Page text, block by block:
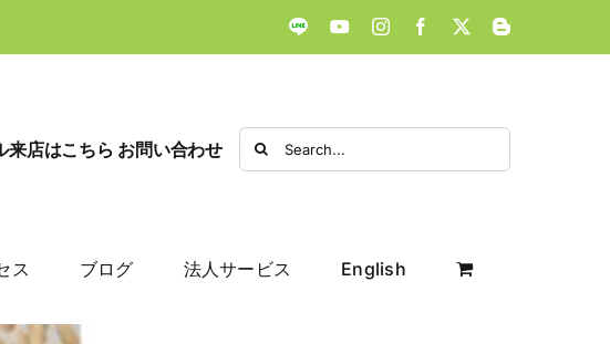
LINE YouTubeInstagramFacebook
X Blogger
来店はこちら お問い合わせ
Search
for:
ス ブログ 法人サービス English